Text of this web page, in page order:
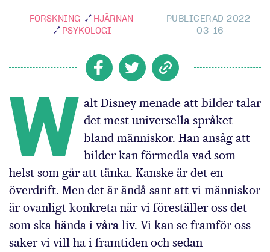
FORSKNING
HJÄRNAN
PSYKOLOGI
PUBLICERAD 2022-
03-16
W alt Disney menade att bilder talar
det mest universella språket
bland människor. Han ansåg att
bilder kan förmedla vad som
helst som går att tänka. Kanske är det en
överdrift. Men det är ändå sant att vi människor
är ovanligt konkreta när vi föreställer oss det
som ska hända i våra liv. Vi kan se framför oss
saker vi vill ha i framtiden och sedan